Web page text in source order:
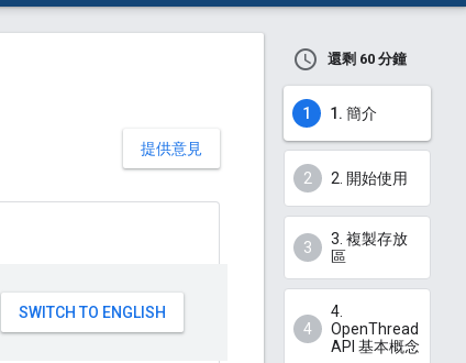
還剩 60 分鐘
1. 簡介
2. 開始使用
3. 複製存放
區
4.
OpenThread
API 基本概念
提供意見